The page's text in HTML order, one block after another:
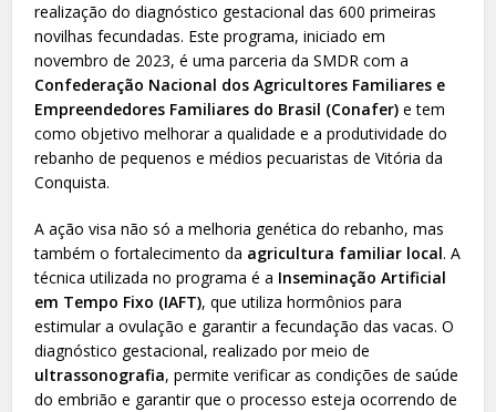
realização do diagnóstico gestacional das 600 primeiras
novilhas fecundadas. Este programa, iniciado em
novembro de 2023, é uma parceria da SMDR com a
Confederação Nacional dos Agricultores Familiares e
Empreendedores Familiares do Brasil (Conafer) e tem
como objetivo melhorar a qualidade e a produtividade do
rebanho de pequenos e médios pecuaristas de Vitória da
Conquista.
A ação visa não só a melhoria genética do rebanho, mas
também o fortalecimento da agricultura familiar local. A
técnica utilizada no programa é a Inseminação Artificial
em Tempo Fixo (IAFT), que utiliza hormônios para
estimular a ovulação e garantir a fecundação das vacas. O
diagnóstico gestacional, realizado por meio de
ultrassonografia, permite verificar as condições de saúde
do embrião e garantir que o processo esteja ocorrendo de